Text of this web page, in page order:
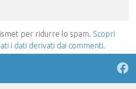
per ridurre lo spam. Scopri
i dati derivati dai commenti.